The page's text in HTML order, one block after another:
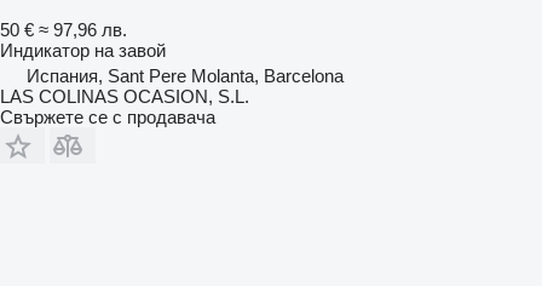
50 € ≈ 97,96 лв.
Индикатор на завой
Испания, Sant Pere Molanta, Barcelona
LAS COLINAS OCASION, S.L.
Свържете се с продавача